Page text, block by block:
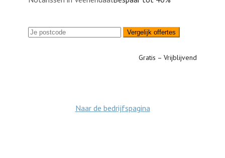
Vergelijk offertes
Gratis – Vrijblijvend
Naar de bedrijfspagina